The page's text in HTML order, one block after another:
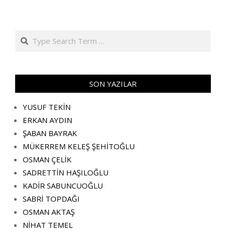
Search
SON YAZILAR
YUSUF TEKİN
ERKAN AYDIN
ŞABAN BAYRAK
MÜKERREM KELEŞ ŞEHİTOĞLU
OSMAN ÇELİK
SADRETTİN HAŞILOĞLU
KADİR SABUNCUOĞLU
SABRİ TOPDAĞI
OSMAN AKTAŞ
NİHAT TEMEL